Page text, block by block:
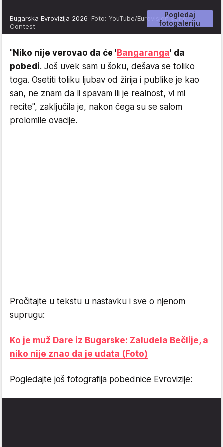
Pogledaj
fotogaleriju
Bugarska Evrovizija 2026 Foto: YouTube/Eurovision Song
Contest
"Niko nije verovao da će 'Bangaranga' da
pobedi. Još uvek sam u šoku, dešava se toliko
toga. Osetiti toliku ljubav od žirija i publike je kao
san, ne znam da li spavam ili je realnost, vi mi
recite", zaključila je, nakon čega su se salom
prolomile ovacije.
Pročitajte u tekstu u nastavku i sve o njenom
suprugu:
Ko je muž Dare iz Bugarske: Zaludela Bečlije, a
niko nije znao da je udata (Foto)
Pogledajte još fotografija pobednice Evrovizije: